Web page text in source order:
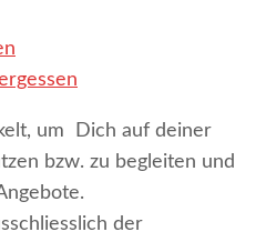
um Dich auf deiner
bzw. zu begleiten und
der